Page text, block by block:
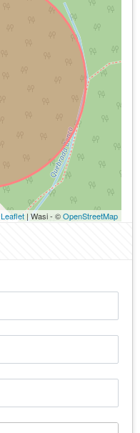
Leaflet| Wasi - ©OpenStreetMap